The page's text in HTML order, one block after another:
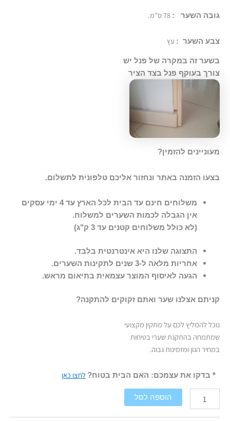
גובה השער :
צבע השער : עץ
בשער זה במקרה של פנל יש
צורך בעוקף פנל בצד הציר
מעוניינים להזמין?
בצעו הזמנה באתר ונחזור אליכם טלפונית לתשלום.​
משלוחים חינם עד הבית לכל הארץ עד 4 ימי עסקים
אין הגבלה לכמות השערים למשלוח.
(לא כולל משלוחים קטנים עד 3 ק"ג)
התצוגה שלנו היא אינטרנטית בלבד.
אחריות מלאה ל-3 שנים לתקינות השערים.
הגעה לאיסוף המוצר עצמאית בתיאום מראש.
קניתם אצלנו שער ואתם זקוקים להתקנה?
נוכל להמליץ לכם על מתקין מקצועי
שמתמחה בהתקנת שערי בטיחות
במחיר הגון ומזמינות גבוה.
* בדקו את עצמכם: האם הבית בטוח? לחצו כאן
הוספה לסל